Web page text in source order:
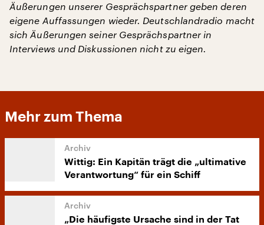
Äußerungen unserer Gesprächspartner geben deren
eigene Auffassungen wieder. Deutschlandradio macht
sich Äußerungen seiner Gesprächspartner in
Interviews und Diskussionen nicht zu eigen.
Mehr zum Thema
Wittig: Ein Kapitän trägt die „ultimative
Verantwortung“ für ein Schiff
„Die häufigste Ursache sind in der Tat